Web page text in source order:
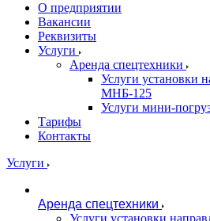
О предприятии
Вакансии
Реквизиты
Услуги
Аренда спецтехники
Услуги установки
МНБ-125
Услуги мини-
Тарифы
Контакты
Услуги
Аренда спецтехники
Услуги установки